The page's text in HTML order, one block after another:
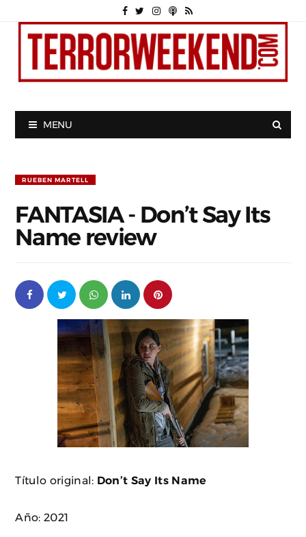
MENU
RUEBEN MARTELL
FANTASIA - Don’t Say Its
Name review
Título original: Don’t Say Its Name
Año: 2021